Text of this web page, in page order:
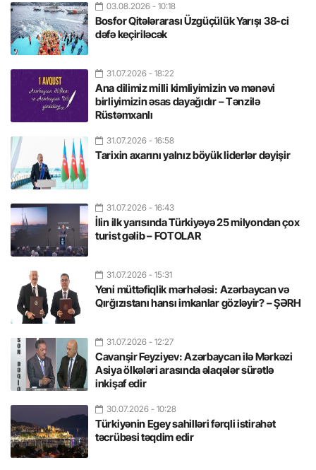
03.08.2026 - 10:18
Bosfor Qitələrarası Üzgüçülük Yarışı 38-ci
dəfə keçiriləcək
31.07.2026 - 18:22
Ana dilimiz milli kimliyimizin və mənəvi
birliyimizin əsas dayağıdır – Tənzilə
Rüstəmxanlı
31.07.2026 - 16:58
Tarixin axarını yalnız böyük liderlər dəyişir
31.07.2026 - 16:43
İlin ilk yarısında Türkiyəyə 25 milyondan çox
turist gəlib – FOTOLAR
31.07.2026 - 15:31
Yeni müttəfiqlik mərhələsi: Azərbaycan və
Qırğızıstanı hansı imkanlar gözləyir? – ŞƏRH
31.07.2026 - 12:27
Cavanşir Feyziyev: Azərbaycan ilə Mərkəzi
Asiya ölkələri arasında əlaqələr sürətlə
inkişaf edir
30.07.2026 - 10:28
Türkiyənin Egey sahilləri fərqli istirahət
təcrübəsi təqdim edir